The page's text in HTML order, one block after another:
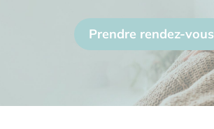
Prendre rendez-vous